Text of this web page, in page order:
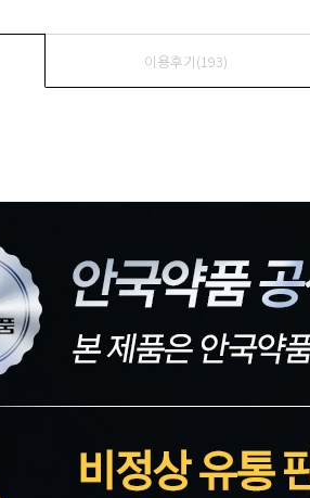
이용후기(193)